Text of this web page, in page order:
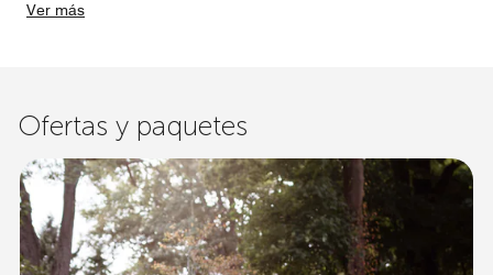
Ver más
Ofertas y paquetes